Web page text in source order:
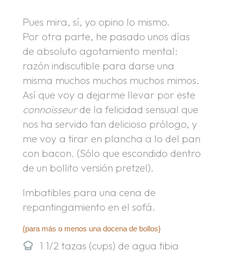
Pues mira, sí, yo opino lo mismo.
Por otra parte, he pasado unos días
de absoluto agotamiento mental:
razón indiscutible para darse una
misma muchos muchos muchos mimos.
Así que voy a dejarme llevar por este
connoisseurde la felicidad sensual que
nos ha servido tan delicioso prólogo, y
me voy a tirar en plancha a lo del pan
con bacon. (Sólo que escondido dentro
de un bollito versión pretzel).
Imbatibles para una cena de
repantingamiento en el sofá.
{para más o menos una docena de bollos}
1 1/2 tazas (cups) de agua tibia